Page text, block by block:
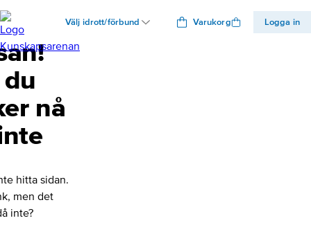
Välj idrott/förbund Varukorg Logga in
nå
hitta sidan.
men det
inte?